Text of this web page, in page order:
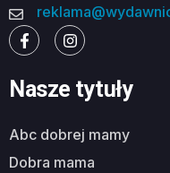
Nasze tytuły
abc dobrej mamy
dobra mama